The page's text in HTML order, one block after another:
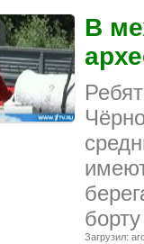
В
Загрузил: